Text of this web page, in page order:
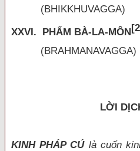
(BHIKKHUVAGGA)
XXVI. PHẨM BÀ-LA-MÔN
(BRAHMANAVAGGA)
LỜI
KINH PHÁP CÚlà cuốn